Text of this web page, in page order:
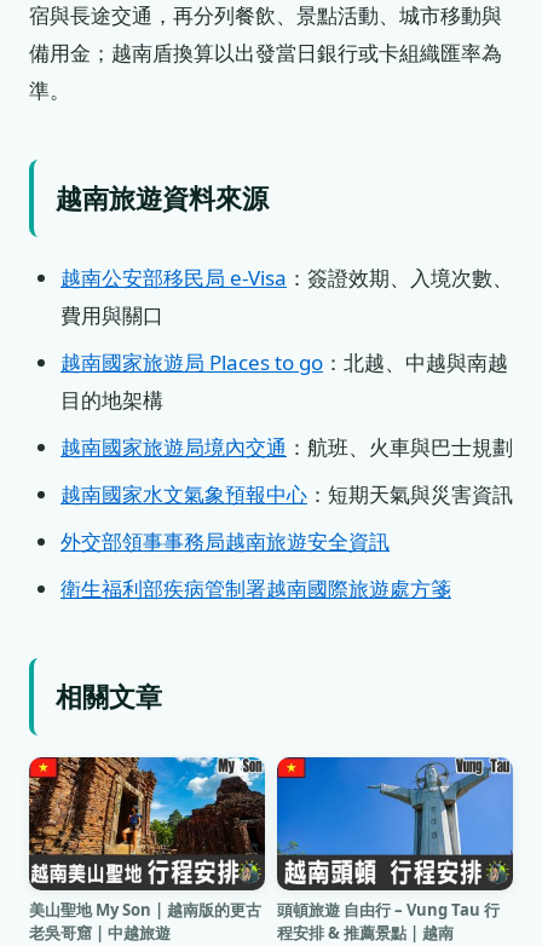
宿與長途交通，再分列餐飲、景點活動、城市移動與
備用金；越南盾換算以出發當日銀行或卡組織匯率為
準。
越南旅遊資料來源
越南公安部移民局 e-Visa ：簽證效期、入境次數、
費用與關口
越南國家旅遊局 Places to go ：北越、中越與南越
目的地架構
越南國家旅遊局境內交通 ：航班、火車與巴士規劃
越南國家水文氣象預報中心 ：短期天氣與災害資訊
外交部領事事務局越南旅遊安全資訊
衛生福利部疾病管制署越南國際旅遊處方箋
相關文章
美山聖地 My Son | 越南版的更古
老吳哥窟 | 中越旅遊
頭頓旅遊 自由行 – Vung Tau 行
程安排 & 推薦景點 | 越南